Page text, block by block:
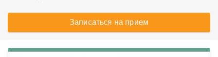
Записаться на прием